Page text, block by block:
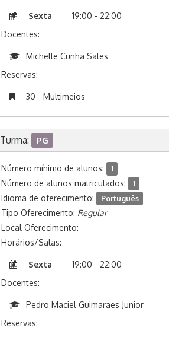
Sexta
19:00 - 22:00
Docentes:
Michelle Cunha Sales
Reservas:
30 - Multimeios
Turma: PG
Número mínimo de alunos: 1
Número de alunos matriculados: 1
Idioma de oferecimento: Português
Tipo Oferecimento: Regular
Local Oferecimento:
Horários/Salas:
Sexta
19:00 - 22:00
Docentes:
Pedro Maciel Guimaraes Junior
Reservas: